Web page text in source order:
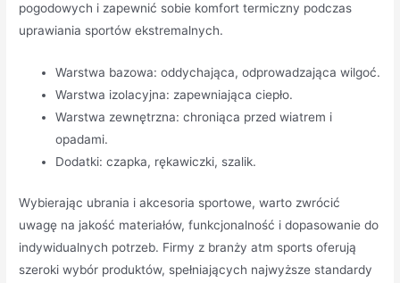
pogodowych i zapewnić sobie komfort termiczny podczas
uprawiania sportów ekstremalnych.
Warstwa bazowa: oddychająca, odprowadzająca wilgoć.
Warstwa izolacyjna: zapewniająca ciepło.
Warstwa zewnętrzna: chroniąca przed wiatrem i
opadami.
Dodatki: czapka, rękawiczki, szalik.
Wybierając ubrania i akcesoria sportowe, warto zwrócić
uwagę na jakość materiałów, funkcjonalność i dopasowanie do
indywidualnych potrzeb. Firmy z branży atm sports oferują
szeroki wybór produktów, spełniających najwyższe standardy